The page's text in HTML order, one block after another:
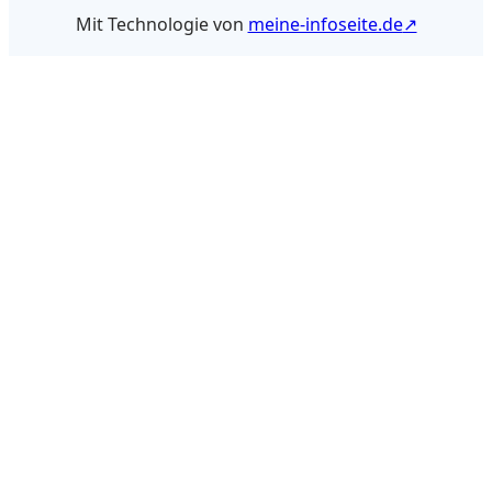
Mit Technologie von meine-infoseite.de